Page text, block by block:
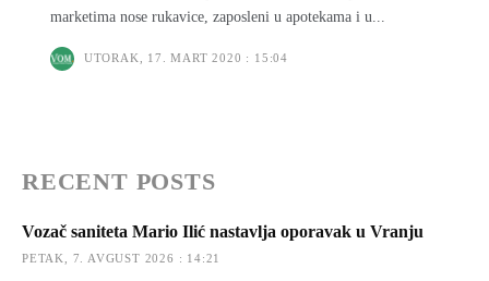
marketima nose rukavice, zaposleni u apotekama i u...
UTORAK, 17. MART 2020 : 15:04
RECENT POSTS
Vozač saniteta Mario Ilić nastavlja oporavak u Vranju
PETAK, 7. AVGUST 2026 : 14:21